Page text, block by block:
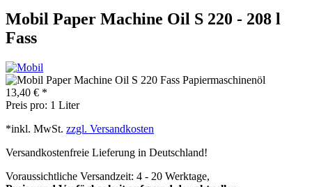
Mobil Paper Machine Oil S 220 - 208 l
Fass
13,40 € *
Preis pro: 1 Liter
*inkl. MwSt. zzgl. Versandkosten
Versandkostenfreie Lieferung in Deutschland!
Voraussichtliche Versandzeit: 4 - 20 Werktage,